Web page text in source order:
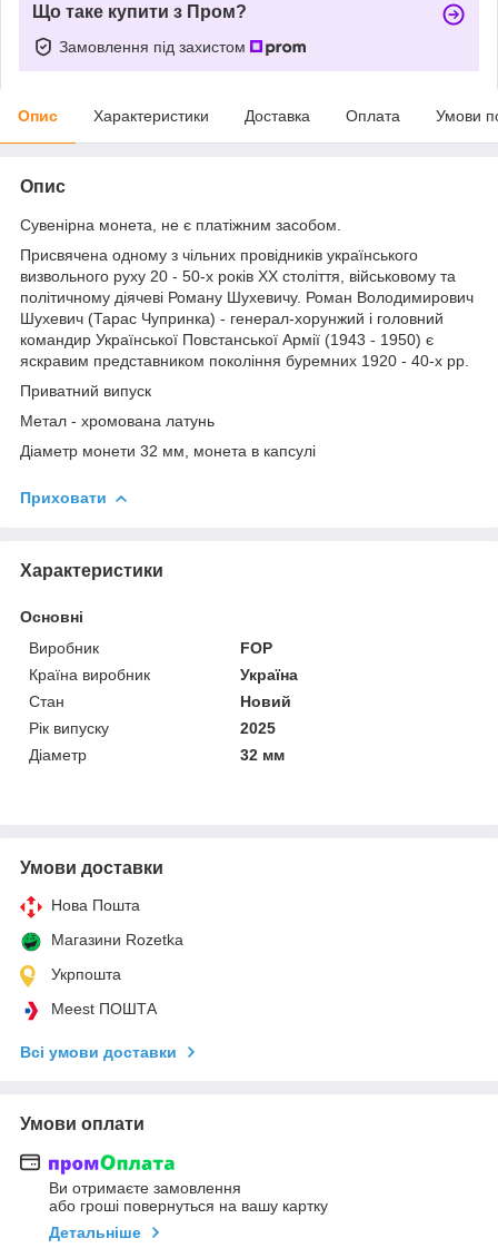
Що таке купити з Пром?
Замовлення під захистом
Опис Характеристики Доставка Оплата Умови
Опис
Сувенірна монета, не є платіжним засобом.
Присвячена одному з чільних провідників українського
визвольного руху 20 - 50-х років ХХ століття, військовому та
політичному діячеві Роману Шухевичу. Роман Володимирович
Шухевич (Тарас Чупринка) - генерал-хорунжий і головний
командир Української Повстанської Армії (1943 - 1950) є
яскравим представником покоління буремних 1920 - 40-х рр.
Приватний випуск
Метал - хромована латунь
Діаметр монети 32 мм, монета в капсулі
Приховати
Характеристики
Основні
Виробник
FOP
Країна виробник
Україна
Стан
Новий
Рік випуску
2025
Діаметр
32 мм
Умови доставки
Нова Пошта
Магазини Rozetka
Укрпошта
Meest ПОШТА
Всі умови доставки
Умови оплати
Ви отримаєте замовлення
або гроші повернуться на вашу картку
Детальніше